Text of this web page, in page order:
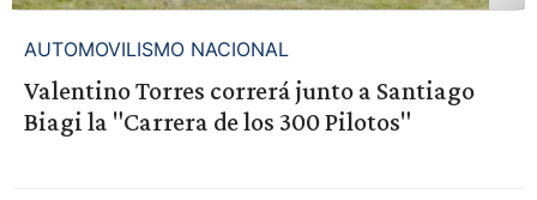
AUTOMOVILISMO NACIONAL
Valentino Torres correrá junto a Santiago
Biagi la "Carrera de los 300 Pilotos"